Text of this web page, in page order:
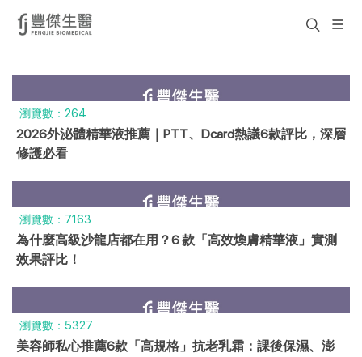
瀏覽數：264
2026外泌體精華液推薦｜PTT、Dcard熱議6款評比，深層
修護必看
瀏覽數：7163
為什麼高級沙龍店都在用？6 款「高效煥膚精華液」實測
效果評比！
瀏覽數：5327
美容師私心推薦6款「高規格」抗老乳霜：課後保濕、澎